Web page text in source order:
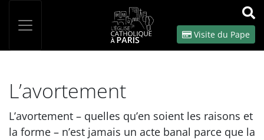
OK
Visite du Pape
L’avortement
L’avortement – quelles qu’en soient les raisons et
la forme – n’est jamais un acte banal parce que la
Panneau de gestion des cookies